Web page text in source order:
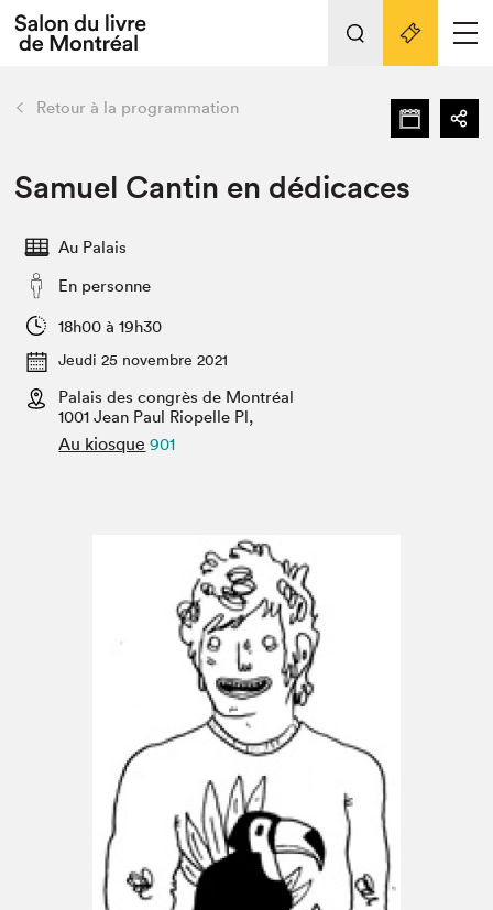
Espace médias
Espace exposant⋅e⋅s
Tout sur l'édition 2022
Actualités
Vidéos et Balados
Club de lecture Braindate
retour Nos activités
Édition 2022
Planifier sa visite
Projets partenaires 2022
Archives
Liens pratiques
Retour à la programmation
Samuel Cantin en dédicaces
Au Palais
En personne
18h00 à 19h30
Jeudi 25 novembre 2021
Palais des congrès de Montréal
1001 Jean Paul Riopelle Pl,
Au kiosque 901